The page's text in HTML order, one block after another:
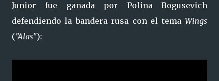
Junior fue ganada por Polina Bogusevich
defendiendo la bandera rusa con el tema Wings
("Alas"):